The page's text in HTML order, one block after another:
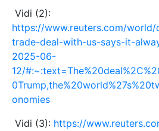
Vidi (2):
https://www.reuters.com/
trade-deal-with-us-says-it-
2025-06-
12/
onomies
Vidi (3): https://